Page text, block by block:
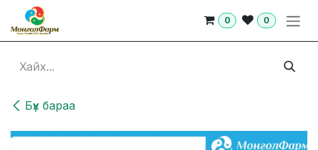
Skip to Content
0 0
Бүх бараа